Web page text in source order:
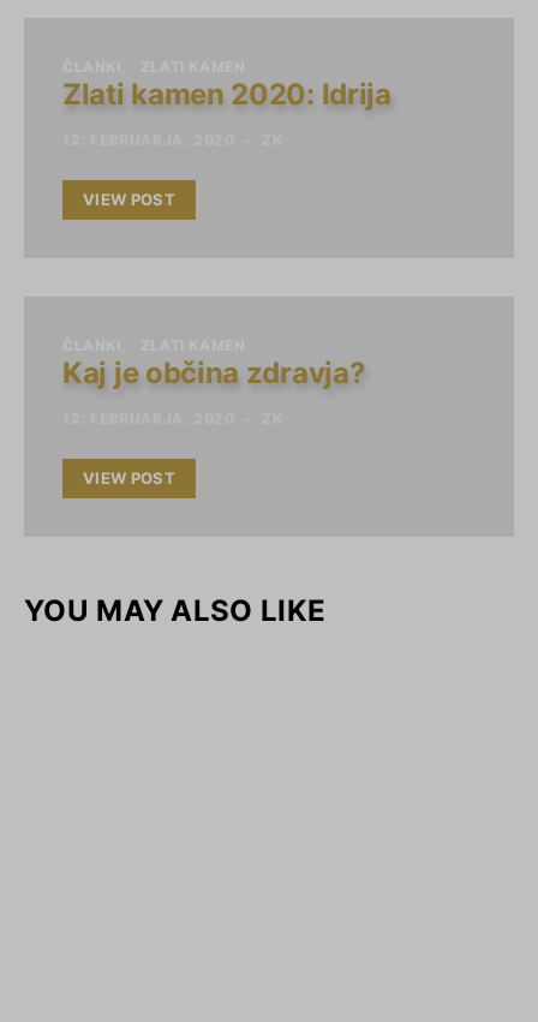
Zlati kamen 2020: Idrija
VIEW POST
Kaj je občina zdravja?
VIEW POST
YOU MAY ALSO LIKE